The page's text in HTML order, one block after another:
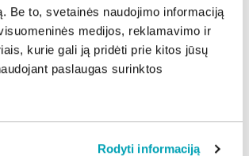
Be to, svetainės naudojimo informaciją
medijos, reklamavimo ir
kurie gali ją pridėti prie kitos jūsų
paslaugas surinktos
Rodyti informaciją